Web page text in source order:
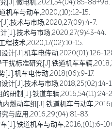
[J].微电机,2021,54(04):85-88+98.
机车与动车,2020,(10):12-15.
技术与市场,2020,27(09):4-7.
[J].技术与市场,2020,27(9)43-44.
程技术,2020,17(02):10-15.
计[J].机车电传动,2020(01):126-
扰标准研究[J].铁道机车车辆
[J].机车电传动,2018(06):9-17.
计[J].技术与市场,2018,25(02):14-
研制[J].铁道车辆,2016,54(11):24-
燃动车组[J].铁道机车与动车
与应用,2016,29(04):81-83.
[J].铁道机车与动车,2016,(01):6-